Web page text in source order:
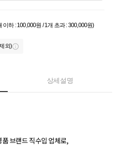
이하 : 100,000원 / 1개 초과 : 300,000원)
외)
상세설명
브랜드 직수입 업체로,